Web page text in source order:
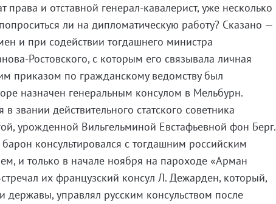
и отставной генерал-кавалерист, уже несколько
ли на дипломатическую работу? Сказано —
и при содействии тогдашнего министра
Ростовского, с которым его связывала личная
приказом по гражданскому ведомству был
назначен генеральным консулом в Мельбурн.
звании действительного статского советника
урожденной Вильгельминой Евстафьевной фон Берг.
консультировался с тогдашним российским
и только в начале ноября на пароходе «Арман
их французский консул Л. Дежарден, который,
державы, управлял русским консульством после